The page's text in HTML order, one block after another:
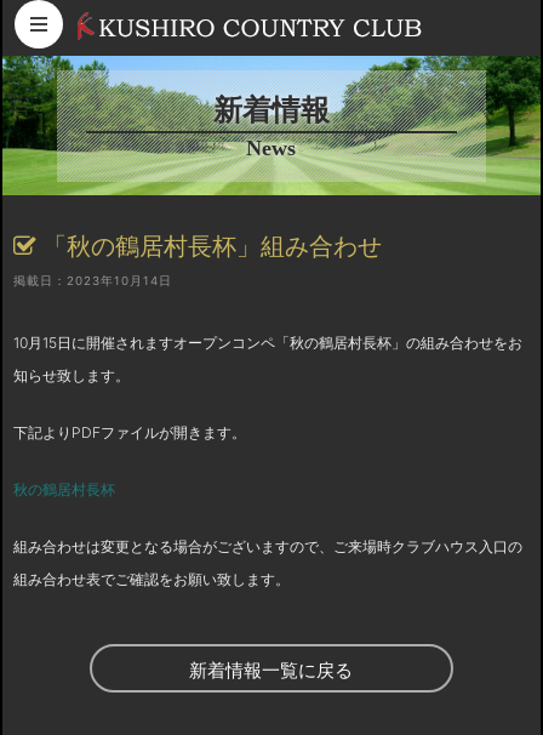
コンテンツへスキップ
新着情報
News
「秋の鶴居村長杯」組み合わせ
掲載日：2023年10月14日
10月15日に開催されますオープンコンペ「秋の鶴居村長杯」の組み合わせをお
知らせ致します。
下記よりPDFファイルが開きます。
秋の鶴居村長杯
組み合わせは変更となる場合がございますので、ご来場時クラブハウス入口の
組み合わせ表でご確認をお願い致します。
新着情報一覧に戻る